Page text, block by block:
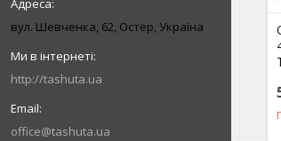
вул. Шевченка, 62, Остер, Україна
http://tashuta.ua
office@tashuta.ua